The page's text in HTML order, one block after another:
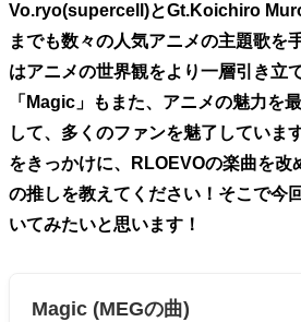
Vo.ryo(supercell)とGt.Koichiro
までも数々の人気アニメの主題歌を
はアニメの世界観をより一層引き立
「Magic」もまた、アニメの魅力を
して、多くのファンを魅了していま
をきっかけに、RLOEVOの楽曲を改
の推しを教えてください！そこで今
いてみたいと思います！
Magic (MEGの曲)